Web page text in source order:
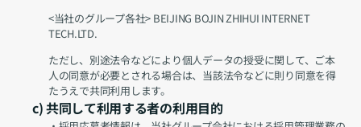
<当社のグループ各社> BEIJING BOJIN ZHIHUI INTERNET
TECH.LTD.
ただし、別途法令などにより個人データの授受に関して、ご本
人の同意が必要とされる場合は、当該法令などに則り同意を得
たうえで共同利用します。
c) 共同して利用する者の利用目的